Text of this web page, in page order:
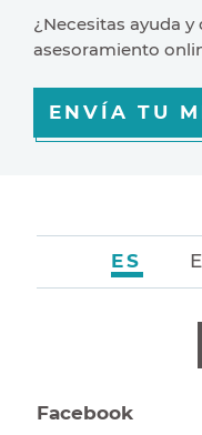
¿Necesitas ayuda
asesoramiento
ENVÍA TU
Facebook
ES